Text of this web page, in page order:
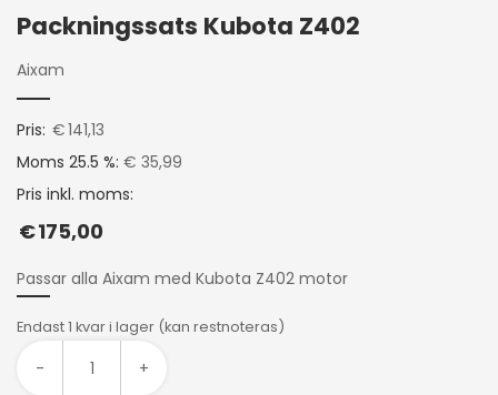
Packningssats Kubota Z402
Aixam
Pris: €141,13
Moms 25.5 %: € 35,99
Pris inkl. moms:
€175,00
Passar alla Aixam med Kubota Z402 motor
Endast 1 kvar i lager (kan restnoteras)
- +